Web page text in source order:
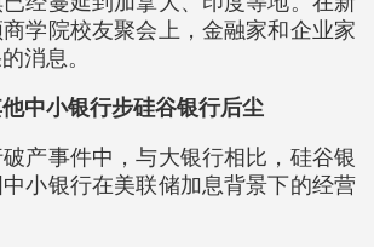
学院校友聚会上，金融家和企业家
消息。
中小银行步硅谷银行后尘
产事件中，与大银行相比，硅谷银
小银行在美联储加息背景下的经营